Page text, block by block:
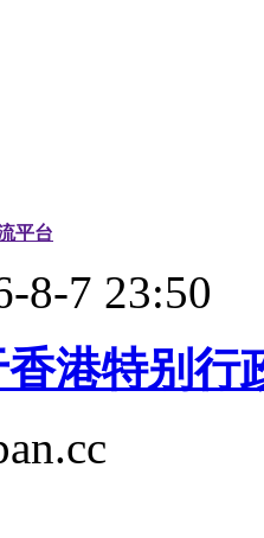
平台
8-7 23:50
港特别行